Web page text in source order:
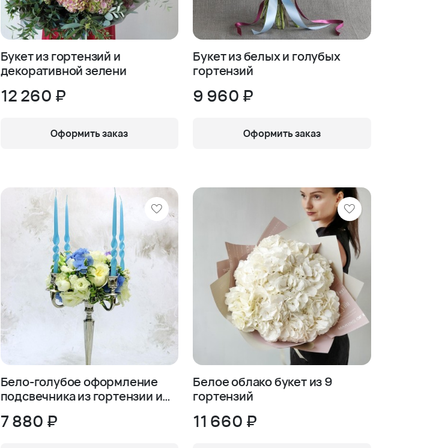
Букет из гортензий и
декоративной зелени
12 260 ₽
Оформить заказ
Букет из белых и голубых
гортензий
9 960 ₽
Оформить заказ
Бело-голубое оформление
подсвечника из гортензии и
7 880 ₽
Белое облако букет из 9
гортензий
11 660 ₽